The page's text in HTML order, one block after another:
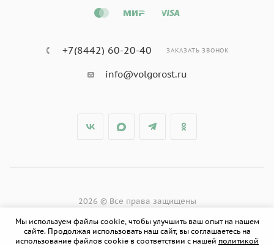
+7(8442) 60-20-40 ЗАКАЗАТЬ ЗВОНОК
info@volgorost.ru
2026 © Все права защищены
Мы используем файлы cookie, чтобы улучшить ваш опыт на нашем
сайте. Продолжая использовать наш сайт, вы соглашаетесь на
использование файлов cookie в соответствии с нашей политикой